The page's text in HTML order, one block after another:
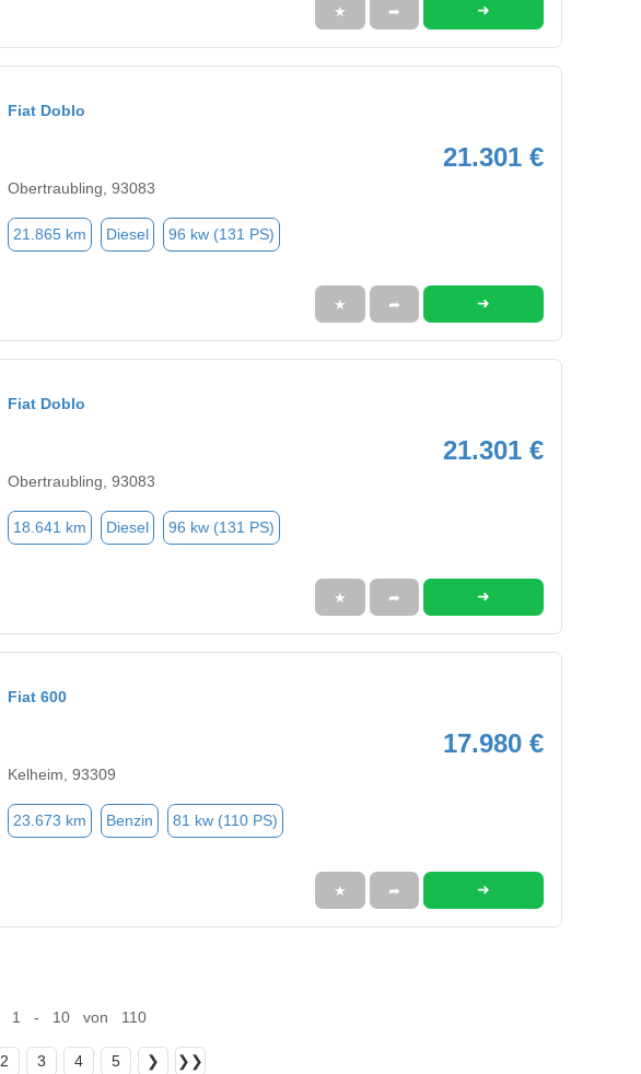
★ ➦ ➜
Fiat Doblo
21.301 €
Obertraubling, 93083
21.865 km Diesel 96 kw (131 PS)
★ ➦ ➜
Fiat Doblo
21.301 €
Obertraubling, 93083
18.641 km Diesel 96 kw (131 PS)
★ ➦ ➜
Fiat 600
17.980 €
Kelheim, 93309
23.673 km Benzin 81 kw (110 PS)
★ ➦ ➜
1 - 10 von 110
2 3 4 5 ❯ ❯❯